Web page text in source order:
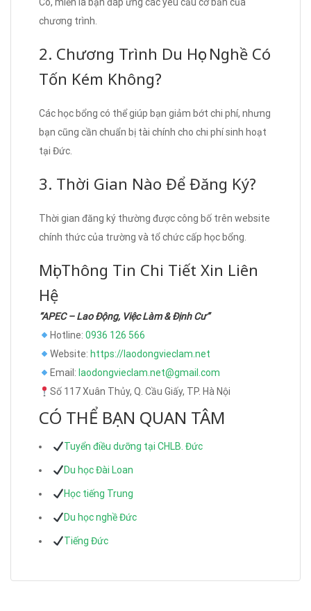
Có, miễn là bạn đáp ứng các yêu cầu cơ bản của
chương trình.
2. Chương Trình Du Học Nghề Có
Tốn Kém Không?
Các học bổng có thể giúp bạn giảm bớt chi phí, nhưng
bạn cũng cần chuẩn bị tài chính cho chi phí sinh hoạt
tại Đức.
3. Thời Gian Nào Để Đăng Ký?
Thời gian đăng ký thường được công bố trên website
chính thức của trường và tổ chức cấp học bổng.
Mọi Thông Tin Chi Tiết Xin Liên
Hệ
“APEC – Lao Động, Việc Làm & Định Cư”
Hotline: 0936 126 566
Website: https://laodongvieclam.net
Email: laodongvieclam.net@gmail.com
Số 117 Xuân Thủy, Q. Cầu Giấy, TP. Hà Nội
CÓ THỂ BẠN QUAN TÂM
Tuyển điều dưỡng tại CHLB. Đức
Du học Đài Loan
Học tiếng Trung
Du học nghề Đức
Tiếng Đức